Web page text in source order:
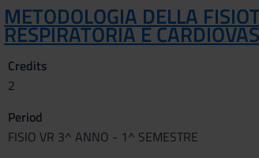
METODOLOGIA DELLA
RESPIRATORIA E
Credits
2
Period
FISIO VR 3^ ANNO - 1^ SEMESTRE